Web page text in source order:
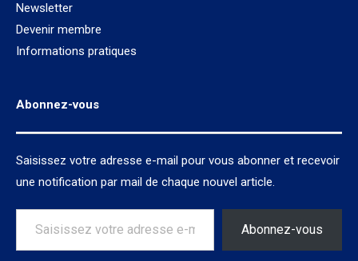
Newsletter
Devenir membre
Informations pratiques
Abonnez-vous
Saisissez votre adresse e-mail pour vous abonner et recevoir
une notification par mail de chaque nouvel article.
Saisissez votre adresse e-mail…
Abonnez-vous